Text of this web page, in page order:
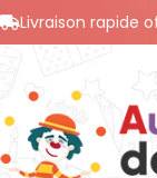
Livraison rapide